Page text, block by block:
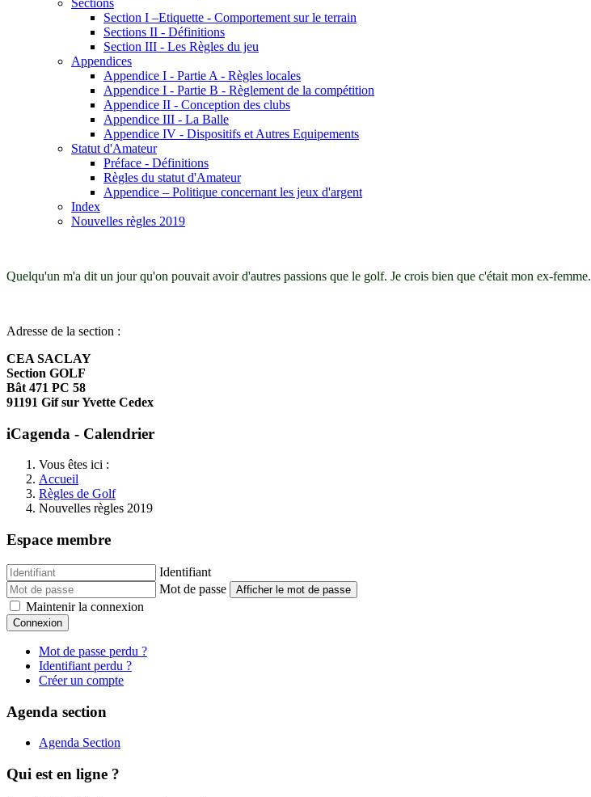
Sections
Section I –Etiquette - Comportement sur le terrain
Sections II - Définitions
Section III - Les Règles du jeu
Appendices
Appendice I - Partie A - Règles locales
Appendice I - Partie B - Règlement de la compétition
Appendice II - Conception des clubs
Appendice III - La Balle
Appendice IV - Dispositifs et Autres Equipements
Statut d'Amateur
Préface - Définitions
Règles du statut d'Amateur
Appendice – Politique concernant les jeux d'argent
Index
Nouvelles règles 2019
Quelqu'un m'a dit un jour qu'on pouvait avoir d'autres passions que le golf. Je crois bien que c'était mon ex-femme.
Adresse de la section :
CEA SACLAY
Section GOLF
Bât 471 PC 58
91191 Gif sur Yvette Cedex
iCagenda - Calendrier
Vous êtes ici :
Accueil
Règles de Golf
Nouvelles règles 2019
Espace membre
Identifiant
Mot de passe
Afficher le mot de passe
Maintenir la connexion
Connexion
Mot de passe perdu ?
Identifiant perdu ?
Créer un compte
Agenda section
Agenda Section
Qui est en ligne ?